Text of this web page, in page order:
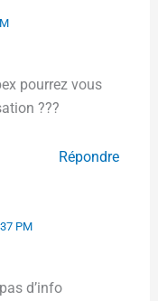
pourrez vous
???
Répondre
PM
d’info